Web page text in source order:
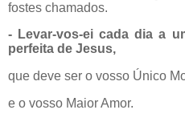
fostes chamados.
- Levar-vos-ei cada dia a
perfeita de Jesus,
que deve ser o vosso Único
e o vosso Maior Amor.